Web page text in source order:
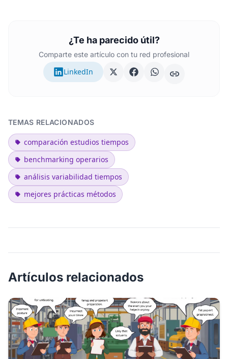
¿Te ha parecido útil?
Comparte este artículo con tu red profesional
LinkedIn
TEMAS RELACIONADOS
comparación estudios tiempos
benchmarking operarios
análisis variabilidad tiempos
mejores prácticas métodos
Artículos relacionados